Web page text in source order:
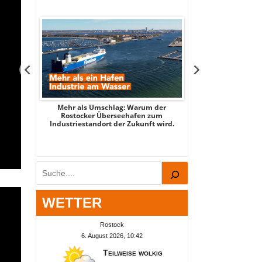
Mehr als Umschlag: Warum der
Rostocker Überseehafen zum
Industriestandort der Zukunft wird.
Suchen
WETTER
Rostock
6. August 2026, 10:42
Teilweise wolkig